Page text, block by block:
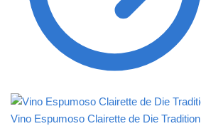
Vino Espumoso Clairette de Die Tradition